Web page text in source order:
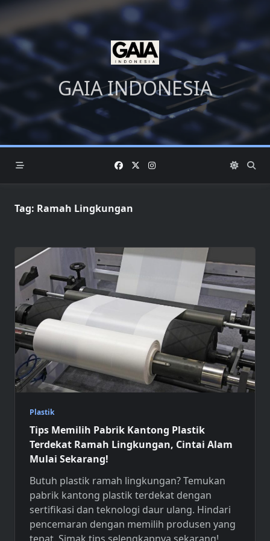
Skip
content
GAIA INDONESIA
Tag: Ramah Lingkungan
Plastik
Tips Memilih Pabrik Kantong Plastik
Terdekat Ramah Lingkungan, Cintai Alam
Mulai Sekarang!
Butuh plastik ramah lingkungan? Temukan
pabrik kantong plastik terdekat dengan
sertifikasi dan teknologi daur ulang. Hindari
pencemaran dengan memilih produsen yang